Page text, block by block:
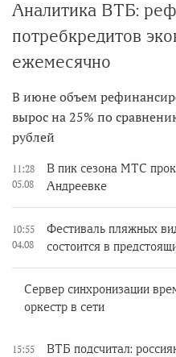
Аналитика ВТБ:
потребкредитов
ежемесячно
В июне объем
вырос на 25% по
рублей
11:28
05.08
В пик сезона МТС
Андреевке
10:55
04.08
Фестиваль пляжных
состоится в
Сервер синхронизации
оркестр в сети
15:55
ВТБ подсчитал: